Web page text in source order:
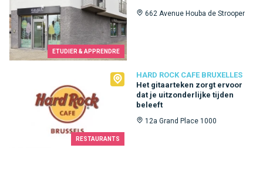
ETUDIER & APPRENDRE
662 Avenue Houba de Strooper
RESTAURANTS
HARD ROCK CAFE BRUXELLES
Het gitaarteken zorgt ervoor
dat je uitzonderlijke tijden
beleeft
12a Grand Place 1000
Hard Rock Cafe Bruxelles